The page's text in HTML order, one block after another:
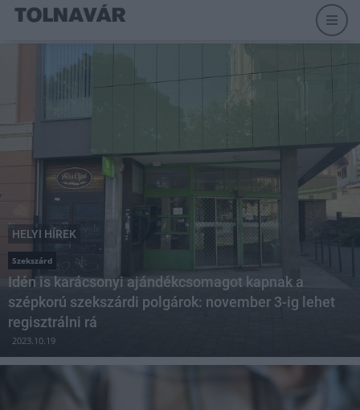
HELYI HÍREK
Szekszárd
Idén is karácsonyi ajándékcsomagot kapnak a
szépkorú szekszárdi polgárok: november 3-ig lehet
regisztrálni rá
2023.10.19